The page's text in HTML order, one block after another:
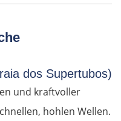
dos Supertubos)
und kraftvoller
hohlen Wellen.